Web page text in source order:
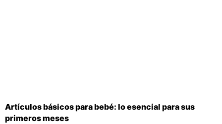
Artículos básicos para bebé: lo esencial para sus
primeros meses